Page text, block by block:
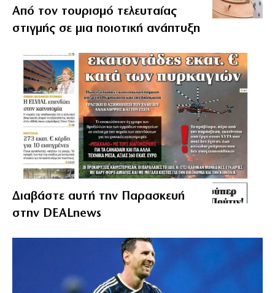
Από τον τουρισμό τελευταίας
στιγμής σε μια ποιοτική ανάπτυξη
Διαβάστε αυτή την Παρασκευή
στην DEALnews